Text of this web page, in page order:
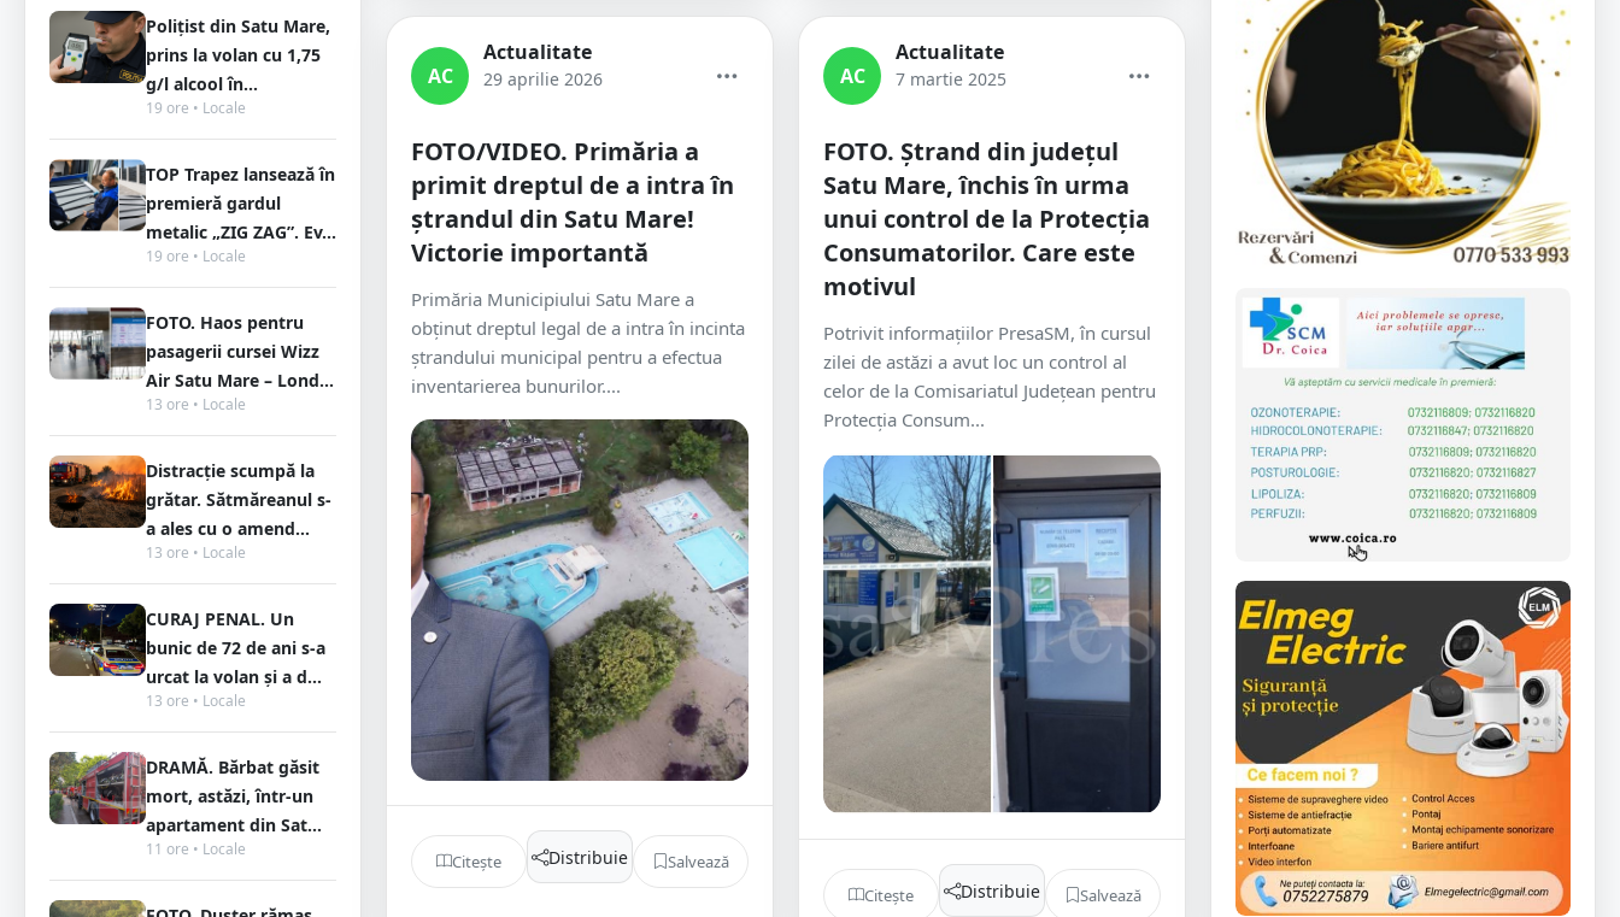
Polițist din Satu Mare,
prins la volan cu 1,75
g/l alcool în...
19 ore • Locale
TOP Trapez lansează în
premieră gardul
metalic „ZIG ZAG”. Ev...
19 ore • Locale
FOTO. Haos pentru
pasagerii cursei Wizz
Air Satu Mare – Lond...
13 ore • Locale
Distracție scumpă la
grătar. Sătmăreanul s-
a ales cu o amend...
13 ore • Locale
CURAJ PENAL. Un
bunic de 72 de ani s-a
urcat la volan și a d...
13 ore • Locale
DRAMĂ. Bărbat găsit
mort, astăzi, într-un
apartament din Sat...
11 ore • Locale
AC
Actualitate
29 aprilie 2026
FOTO/VIDEO. Primăria a
primit dreptul de a intra în
ștrandul din Satu Mare!
Victorie importantă
Primăria Municipiului Satu Mare a
obținut dreptul legal de a intra în incinta
ștrandului municipal pentru a efectua
inventarierea bunurilor....
Citește Distribuie Salvează
AC
Actualitate
7 martie 2025
FOTO. Ștrand din județul
Satu Mare, închis în urma
unui control de la Protecția
Consumatorilor. Care este
motivul
Potrivit informațiilor PresaSM, în cursul
zilei de astăzi a avut loc un control al
celor de la Comisariatul Județean pentru
Protecția Consum...
Citește Distribuie Salvează